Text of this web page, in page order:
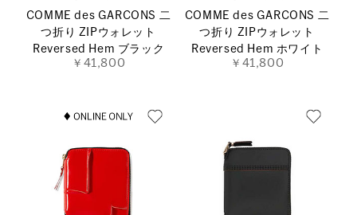
COMME des GARCONS 二
つ折り ZIPウォレット
Reversed Hem ブラック
￥41,800
COMME des GARCONS 二
つ折り ZIPウォレット
Reversed Hem ホワイト
￥41,800